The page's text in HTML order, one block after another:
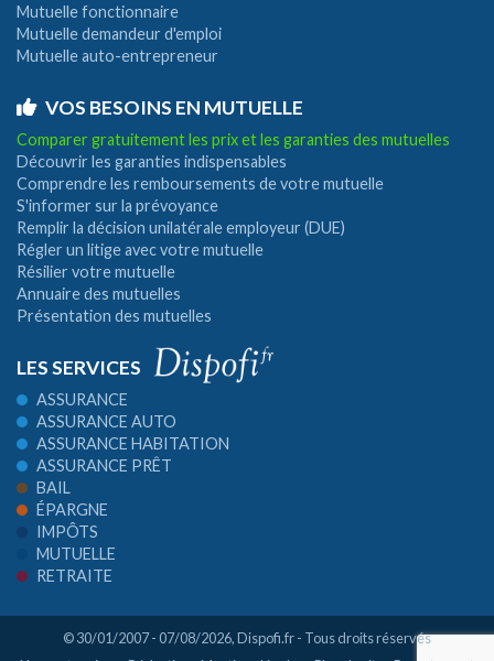
Mutuelle fonctionnaire
Mutuelle demandeur d'emploi
Mutuelle auto-entrepreneur
VOS BESOINS EN MUTUELLE
Comparer gratuitement les prix et les garanties des mutuelles
Découvrir les garanties indispensables
Comprendre les remboursements de votre mutuelle
S'informer sur la prévoyance
Remplir la décision unilatérale employeur (DUE)
Régler un litige avec votre mutuelle
Résilier votre mutuelle
Annuaire des mutuelles
Présentation des mutuelles
LES SERVICES
ASSURANCE
ASSURANCE AUTO
ASSURANCE HABITATION
ASSURANCE PRÊT
BAIL
ÉPARGNE
IMPÔTS
MUTUELLE
RETRAITE
© 30/01/2007 - 07/08/2026,Dispofi.fr- Tous droits réservés